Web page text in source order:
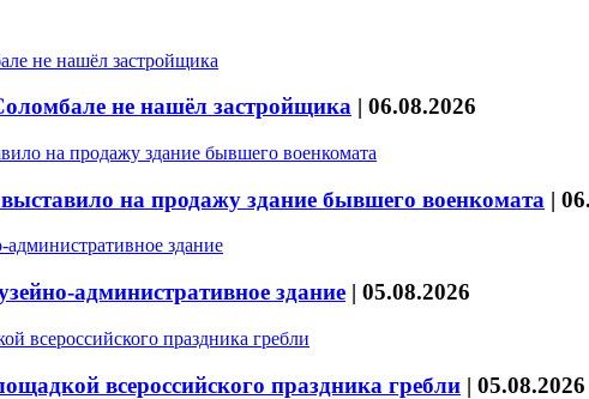
не нашёл застройщика | 06.08.2026
на продажу здание бывшего военкомата |
административное здание | 05.08.2026
всероссийского праздника гребли | 05.08.2026